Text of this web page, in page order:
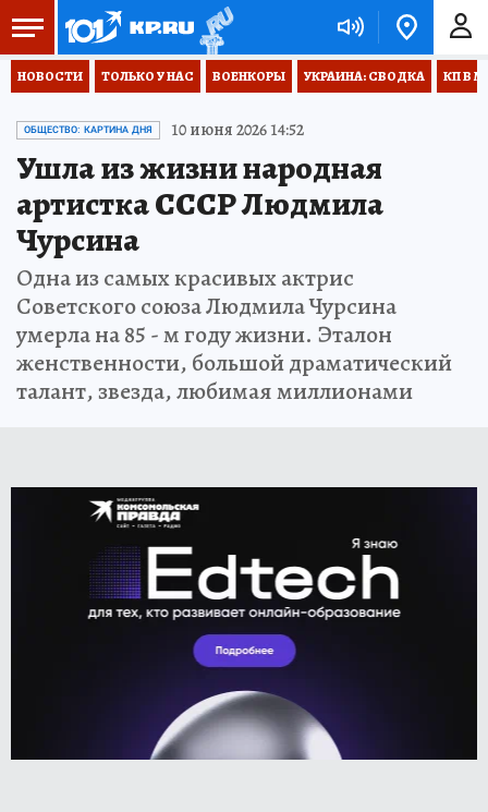
НОВОСТИ ТОЛЬКО У НАС ВОЕНКОРЫ УКРАИНА: СВОДКА КП В
ОБЩЕСТВО: КАРТИНА ДНЯ 10 июня 2026 14:52
Ушла из жизни народная
артистка СССР Людмила
Чурсина
Одна из самых красивых актрис
Советского союза Людмила Чурсина
умерла на 85 - м году жизни. Эталон
женственности, большой драматический
талант, звезда, любимая миллионами